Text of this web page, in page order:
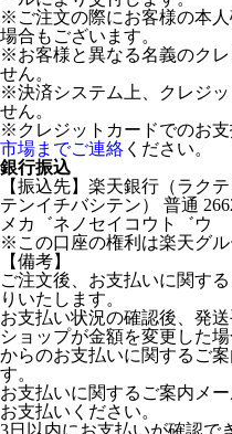
※ご注文の際にお客様の本
場合もございます。
※お客様と異なる名義のク
せん。
※決済システム上、クレジ
せん。
※クレジットカードでのお
市場までご連絡 ください。
銀行振込
【振込先】楽天銀行（ラク
テンイチバシテン） 普通
メカ゛ネノセイコウト゛ウ
※この口座の権利は楽天グル
【備考】
ご注文後、お支払いに関す
りいたします。
お支払い状況の確認後、発
ショップが金額を変更した
からのお支払いに関するご
す。
お支払いに関するご案内メ
お支払いください。
3日以内にお支払いが確認で